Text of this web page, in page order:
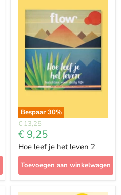
Bespaar 30%
Prijs
€ 13,25
Met
korting
€ 9,25
Hoe leef je het leven 2
Toevoegen aan winkelwagen